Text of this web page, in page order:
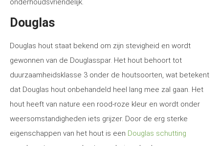
onderhoudsvriendelijk.
Douglas
Douglas hout staat bekend om zijn stevigheid en wordt
gewonnen van de Douglasspar. Het hout behoort tot
duurzaamheidsklasse 3 onder de houtsoorten, wat betekent
dat Douglas hout onbehandeld heel lang mee zal gaan. Het
hout heeft van nature een rood-roze kleur en wordt onder
weersomstandigheden iets grijzer. Door de erg sterke
eigenschappen van het hout is een Douglas schutting